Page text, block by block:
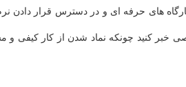
۸۰ درصدی تولیدکننده خبری مواجه هستیم و گذاشتن کارگاه های حرفه ای و در
خبر کنید چونکه نماد شدن از کار کیفی و